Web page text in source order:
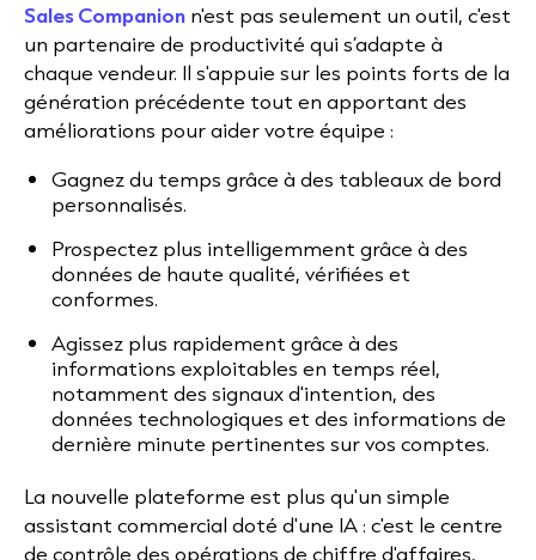
Sales Companion n'est pas seulement un outil, c'est
un partenaire de productivité qui s’adapte à
chaque vendeur. Il s'appuie sur les points forts de la
génération précédente tout en apportant des
améliorations pour aider votre équipe :
Gagnez du temps grâce à des tableaux de bord
personnalisés.
Prospectez plus intelligemment grâce à des
données de haute qualité, vérifiées et
conformes.
Agissez plus rapidement grâce à des
informations exploitables en temps réel,
notamment des signaux d'intention, des
données technologiques et des informations de
dernière minute pertinentes sur vos comptes.
La nouvelle plateforme est plus qu'un simple
assistant commercial doté d'une IA : c'est le centre
de contrôle des opérations de chiffre d'affaires,